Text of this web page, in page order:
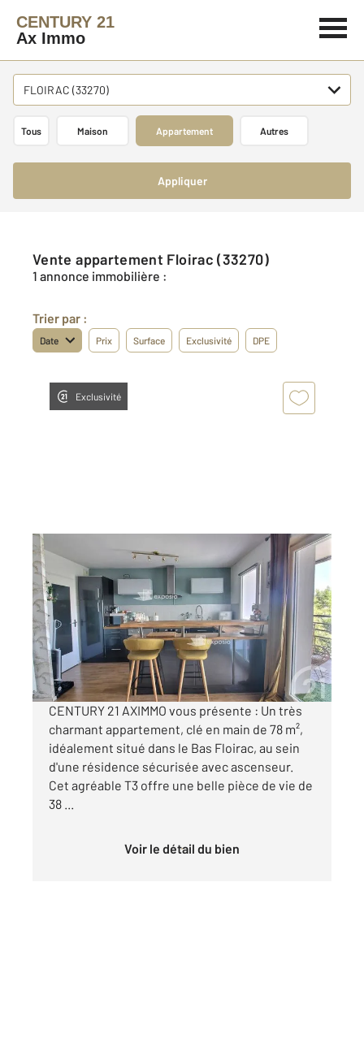
CENTURY 21
Ax Immo
FLOIRAC (33270)
Tous Maison Appartement Autres
Appliquer
Vente appartement Floirac (33270)
1 annonce immobilière :
Trier par :
Date Prix Surface Exclusivité DPE
Exclusivité
FLOIRAC 33
77,87 m2, 3 pièces
Ref : 4394
Appartement T3 à vendre
225 000 €
Visiter le site dédié
CENTURY 21 AXIMMO vous présente : Un très
charmant appartement, clé en main de 78 m²,
idéalement situé dans le Bas Floirac, au sein
d'une résidence sécurisée avec ascenseur.
Cet agréable T3 offre une belle pièce de vie de
38 ...
Voir le détail du bien